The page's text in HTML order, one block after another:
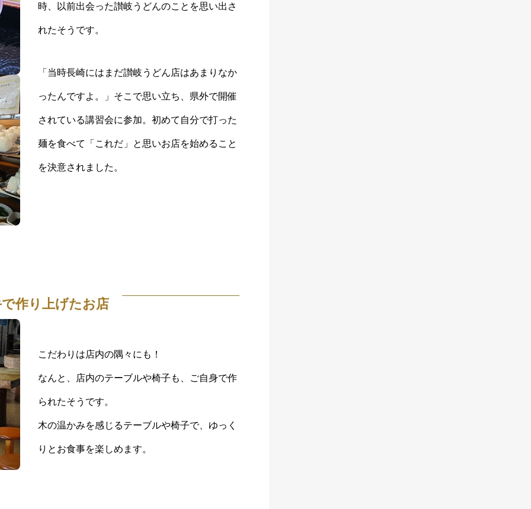
時、以前出会った讃岐うどんのことを思い出さ
れたそうです。
「当時長崎にはまだ讃岐うどん店はあまりなか
ったんですよ。」そこで思い立ち、県外で開催
されている講習会に参加。初めて自分で打った
麺を食べて「これだ」と思いお店を始めること
を決意されました。
作り上げたお店
こだわりは店内の隅々にも！
なんと、店内のテーブルや椅子も、ご自身で作
られたそうです。
木の温かみを感じるテーブルや椅子で、ゆっく
りとお食事を楽しめます。